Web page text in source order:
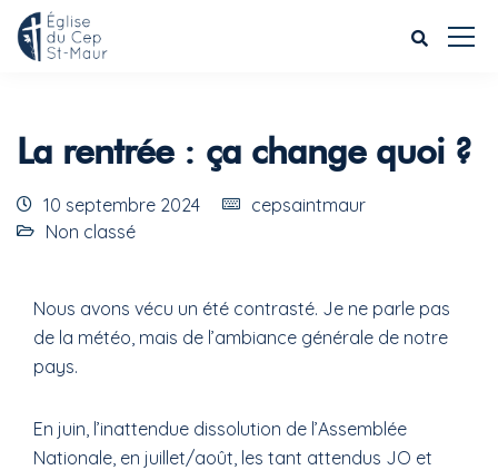
La rentrée : ça change quoi ?
10 septembre 2024
cepsaintmaur
Non classé
Nous avons vécu un été contrasté. Je ne parle pas
de la météo, mais de l’ambiance générale de notre
pays.
En juin, l’inattendue dissolution de l’Assemblée
Nationale, en juillet/août, les tant attendus JO et